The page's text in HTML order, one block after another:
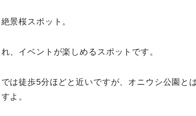
景桜スポット。
、イベントが楽しめるスポットです。
は徒歩5分ほどと近いですが、オニウシ公園と
よ。